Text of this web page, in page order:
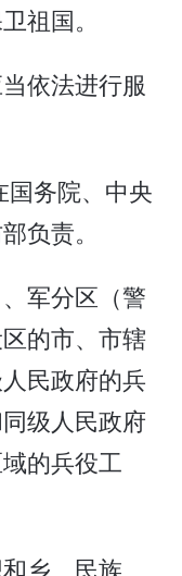
祖国。
依法进行服
务院、中央
负责。
军分区（警
的市、市辖
民政府的兵
级人民政府
的兵役工
乡、民族